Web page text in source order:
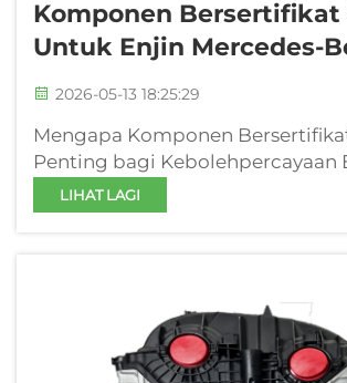
Komponen Bersertifikat
Untuk Enjin Mercedes-
2026-05-13 18:25:29
Mengapa Komponen
Penting bagi Kebolehpercayaan
Keserasian Terma dan Mekanikal:
sijil OEM mencegah kegagalan
LIHAT LAGI